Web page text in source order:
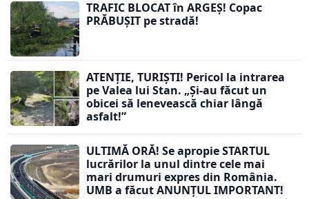
TRAFIC BLOCAT în ARGEȘ! Copac
PRĂBUȘIT pe stradă!
ATENȚIE, TURIȘTI! Pericol la intrarea
pe Valea lui Stan. „Și-au făcut un
obicei să lenevească chiar lângă
asfalt!”
ULTIMĂ ORĂ! Se apropie STARTUL
lucrărilor la unul dintre cele mai
mari drumuri expres din România.
UMB a făcut ANUNȚUL IMPORTANT!